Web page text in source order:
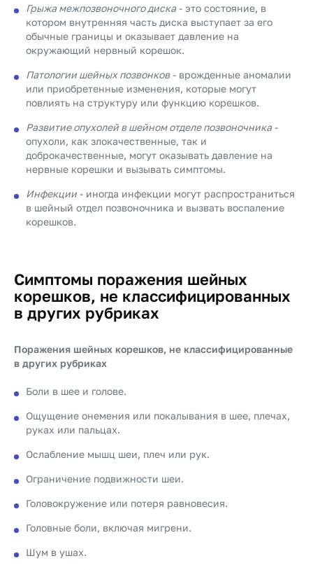
Грыжа межпозвоночного диска- это состояние, в
котором внутренняя часть диска выступает за его
обычные границы и оказывает давление на
окружающий нервный корешок.
Патологии шейных позвонков- врожденные аномалии
или приобретенные изменения, которые могут
повлиять на структуру или функцию корешков.
Развитие опухолей в шейном отделе позвоночника-
опухоли, как злокачественные, так и
доброкачественные, могут оказывать давление на
нервные корешки и вызывать симптомы.
Инфекции - иногда инфекции могут распространиться
в шейный отдел позвоночника и вызвать воспаление
корешков.
Симптомы поражения шейных
корешков, не классифицированных
в других рубриках
Поражения шейных корешков, не классифицированные
в других рубриках
Боли в шее и голове.
Ощущение онемения или покалывания в шее, плечах,
руках или пальцах.
Ослабление мышц шеи, плеч или рук.
Ограничение подвижности шеи.
Головокружение или потеря равновесия.
Головные боли, включая мигрени.
Шум в ушах.